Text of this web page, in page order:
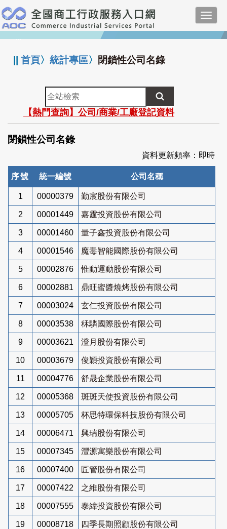
跳
到
主
要
:::
||首頁〉統計專區〉 閉鎖性公司名錄
全
站
檢
索
【熱門查詢】公司/商業/工廠登記資料
閉鎖性公司名錄
資料更新頻率：即時
序號 統一編號 公司名稱
1 00000379 勤宸股份有限公司
2 00001449 嘉霆投資股份有限公司
3 00001460 量子鑫投資股份有限公司
4 00001546 魔毒智能國際股份有限公司
5 00002876 惟動運動股份有限公司
6 00002881 鼎旺蜜醬燒烤股份有限公司
7 00003024 玄仁投資股份有限公司
8 00003538 秝驎國際股份有限公司
9 00003621 澄月股份有限公司
10 00003679 俊穎投資股份有限公司
11 00004776 舒晟企業股份有限公司
12 00005368 斑斑天使投資股份有限公司
13 00005705 杯思特環保科技股份有限公司
14 00006471 興瑞股份有限公司
15 00007345 灃源寓樂股份有限公司
16 00007400 匠管股份有限公司
17 00007422 之維股份有限公司
18 00007555 泰緯投資股份有限公司
19 00008718 四季長期照顧股份有限公司